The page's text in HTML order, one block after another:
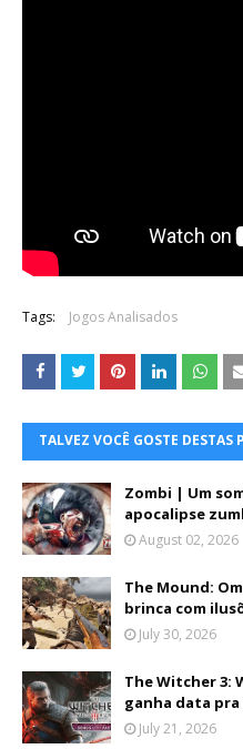
Tags: Jogos Analisados
TALVEZ VOCÊ GOSTE DESTAS
Zombi | Um
apocalipse
August 02, 2026
The Mound:
brinca com
July 30, 2026
The Witcher 3:
ganha data
July 21, 2026